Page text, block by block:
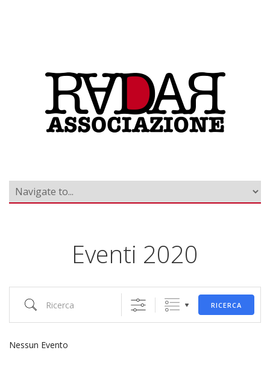
Eventi 2020
Ricerca RICERCA
Nessun Evento